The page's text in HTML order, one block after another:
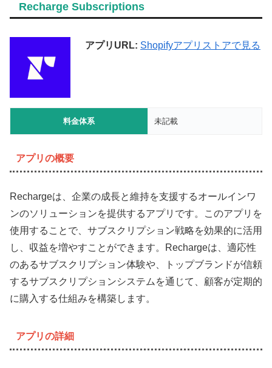
Recharge Subscriptions
アプリURL: Shopifyアプリストアで見る
料金体系 未記載
アプリの概要
Rechargeは、企業の成長と維持を支援するオールインワ
ンのソリューションを提供するアプリです。このアプリを
使用することで、サブスクリプション戦略を効果的に活用
し、収益を増やすことができます。Rechargeは、適応性
のあるサブスクリプション体験や、トップブランドが信頼
するサブスクリプションシステムを通じて、顧客が定期的
に購入する仕組みを構築します。
アプリの詳細